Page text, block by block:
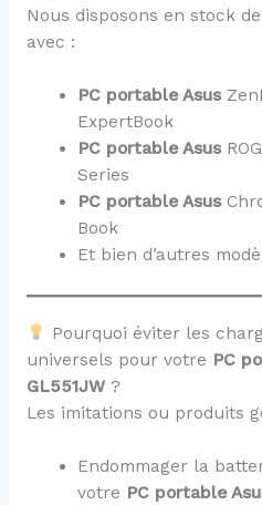
Nous disposons en stock
avec :
PC portable Asus
ExpertBook
PC portable Asus
Series
PC portable Asus
Book
Et bien d’autres
Pourquoi éviter les
universels pour votre PC
GL551JW?
Les imitations ou produits
Endommager la
votre PC portable